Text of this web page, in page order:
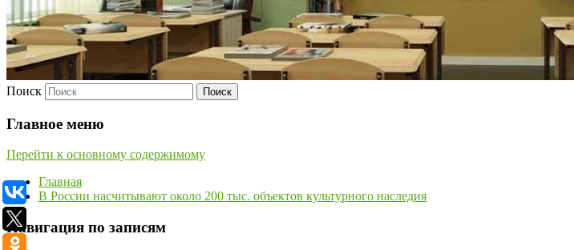
Поиск
Главное меню
Перейти к основному содержимому
Главная
В России насчитывают около 200 тыс. объектов культурного наследия
Навигация по записям